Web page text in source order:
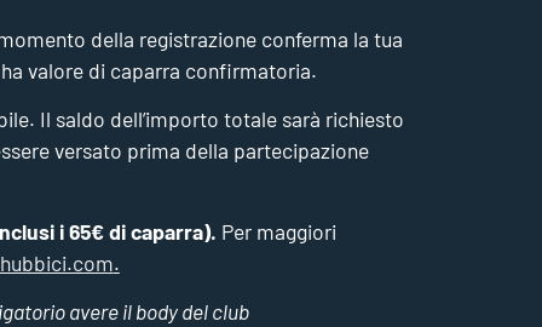
della registrazione conferma la tua
valore di caparra confirmatoria.
Il saldo dell’importo totale sarà richiesto
versato prima della partecipazione
i 65€ di caparra). Per maggiori
.
avere il body del club